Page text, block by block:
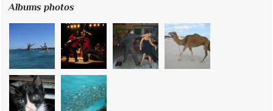
Albums photos